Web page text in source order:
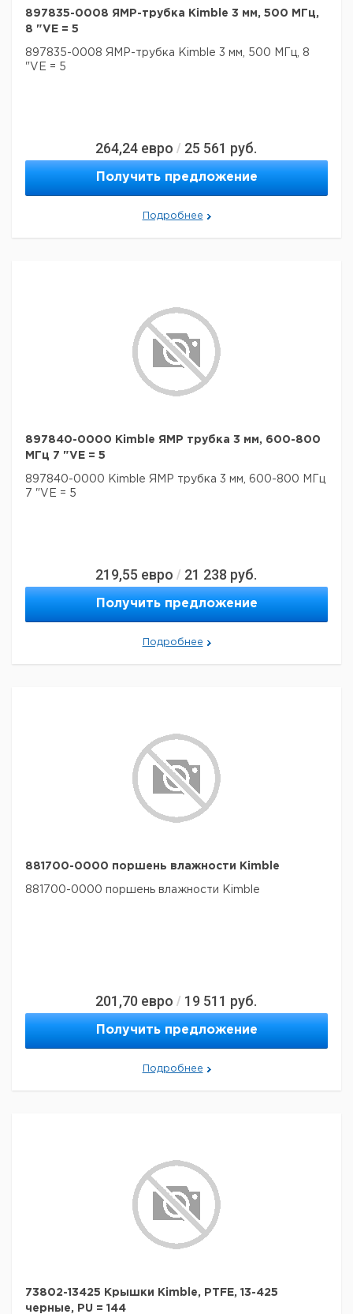
897835-0008 ЯМР-трубка Kimble 3 мм, 500 МГц,
8 "VE = 5
897835-0008 ЯМР-трубка Kimble 3 мм, 500 МГц, 8
"VE = 5
264,24 евро / 25 561 руб.
Получить предложение
Подробнее
897840-0000 Kimble ЯМР трубка 3 мм, 600-800
МГц 7 "VE = 5
897840-0000 Kimble ЯМР трубка 3 мм, 600-800 МГц
7 "VE = 5
219,55 евро / 21 238 руб.
Получить предложение
Подробнее
881700-0000 поршень влажности Kimble
881700-0000 поршень влажности Kimble
201,70 евро / 19 511 руб.
Получить предложение
Подробнее
73802-13425 Крышки Kimble, PTFE, 13-425
черные, PU = 144